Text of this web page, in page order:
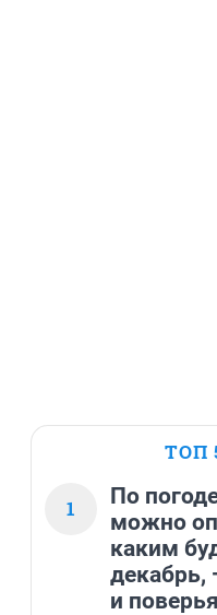
ТОП
1
По
можно
каким
и поверья